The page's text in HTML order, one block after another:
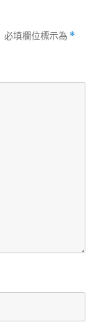
必填欄位標示為 *